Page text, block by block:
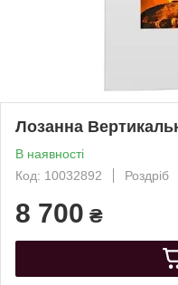
Лозанна
В наявності
Код: 10032892
Роздріб
8 700 ₴